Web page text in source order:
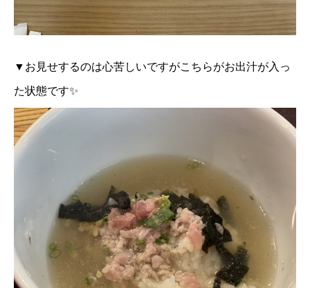
▼お見せするのは心苦しいですがこちらがお出汁が入っ
た状態です✨